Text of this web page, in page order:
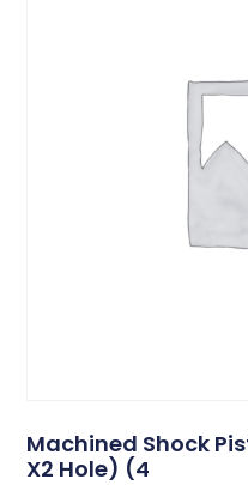
Machined Shock
X2 Hole) (4